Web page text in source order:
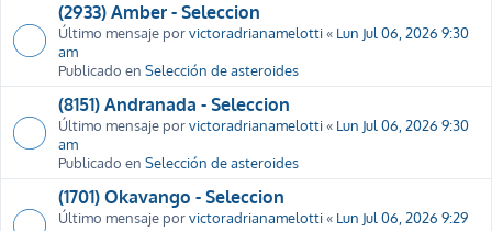
(2933) Amber - Seleccion
Último mensaje porvictoradrianamelotti« Lun Jul 06, 2026 9:30
am
Publicado en Selección de asteroides
(8151) Andranada - Seleccion
Último mensaje porvictoradrianamelotti« Lun Jul 06, 2026 9:30
am
Publicado en Selección de asteroides
(1701) Okavango - Seleccion
Último mensaje porvictoradrianamelotti« Lun Jul 06, 2026 9:29